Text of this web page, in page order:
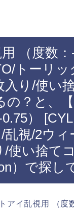
（度数：-
トーリッ
入り/使い
？と、
）
乱視/2ウィ
/使い捨て
）で探し
アイ乱視用 （度